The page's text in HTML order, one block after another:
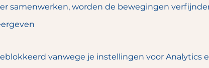
samenwerken, worden de bewegingen
vanwege je instellingen voor Analytics